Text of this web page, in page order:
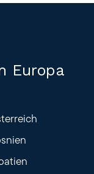
Europa